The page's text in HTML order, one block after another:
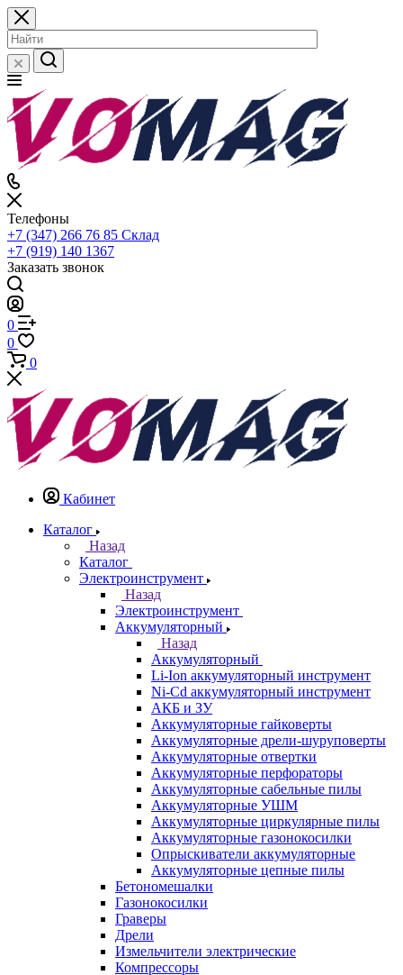
Телефоны
+7 (347) 266 76 85 Склад
+7 (919) 140 1367
Заказать звонок
0
0
0
Кабинет
Каталог
Назад
Каталог
Электроинструмент
Назад
Электроинструмент
Аккумуляторный
Назад
Аккумуляторный
Li-Ion аккумуляторный инструмент
Ni-Cd аккумуляторный инструмент
АКБ и ЗУ
Аккумуляторные гайковерты
Аккумуляторные дрели-шуруповерты
Аккумуляторные отвертки
Аккумуляторные перфораторы
Аккумуляторные сабельные пилы
Аккумуляторные УШМ
Аккумуляторные циркулярные пилы
Аккумуляторные газонокосилки
Опрыскиватели аккумуляторные
Аккумуляторные цепные пилы
Бетономешалки
Газонокосилки
Граверы
Дрели
Измельчители электрические
Компрессоры